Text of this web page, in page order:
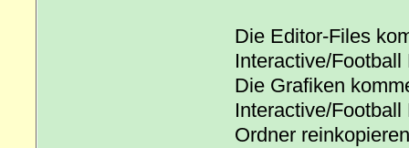
Die Editor-Files
Interactive/
Die Grafiken
Interactive/
Ordner